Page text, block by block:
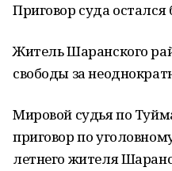
Приговор суда остался
Житель Шаранского
свободы за
Мировой судья по
приговор по
летнего жителя